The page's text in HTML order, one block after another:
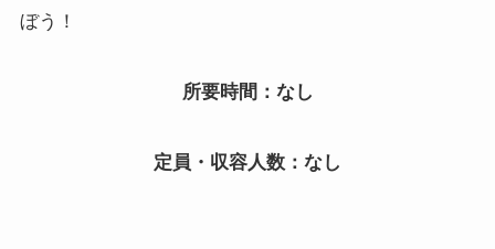
ぼう！
所要時間：なし
定員・収容人数：なし